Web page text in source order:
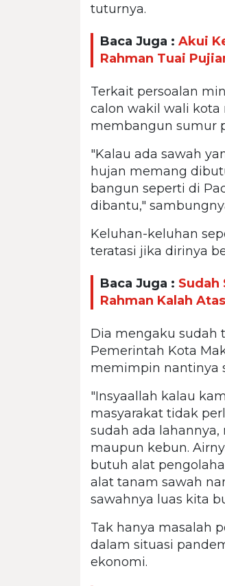
tuturnya.
Baca Juga : Akui
Rahman Tuai
Terkait persoalan
calon wakil wali kota
membangun sumur
"Kalau ada sawah
hujan memang
bangun seperti di
dibantu,"
Keluhan-keluhan
teratasi jika dirinya
Baca Juga : Sudah
Rahman Kalah
Dia mengaku sudah
Pemerintah Kota
memimpin nantinya
"Insyaallah kalau
masyarakat tidak
sudah ada
maupun kebun.
butuh alat
alat tanam sawah
sawahnya luas kita
Tak hanya masalah
dalam situasi
ekonomi.